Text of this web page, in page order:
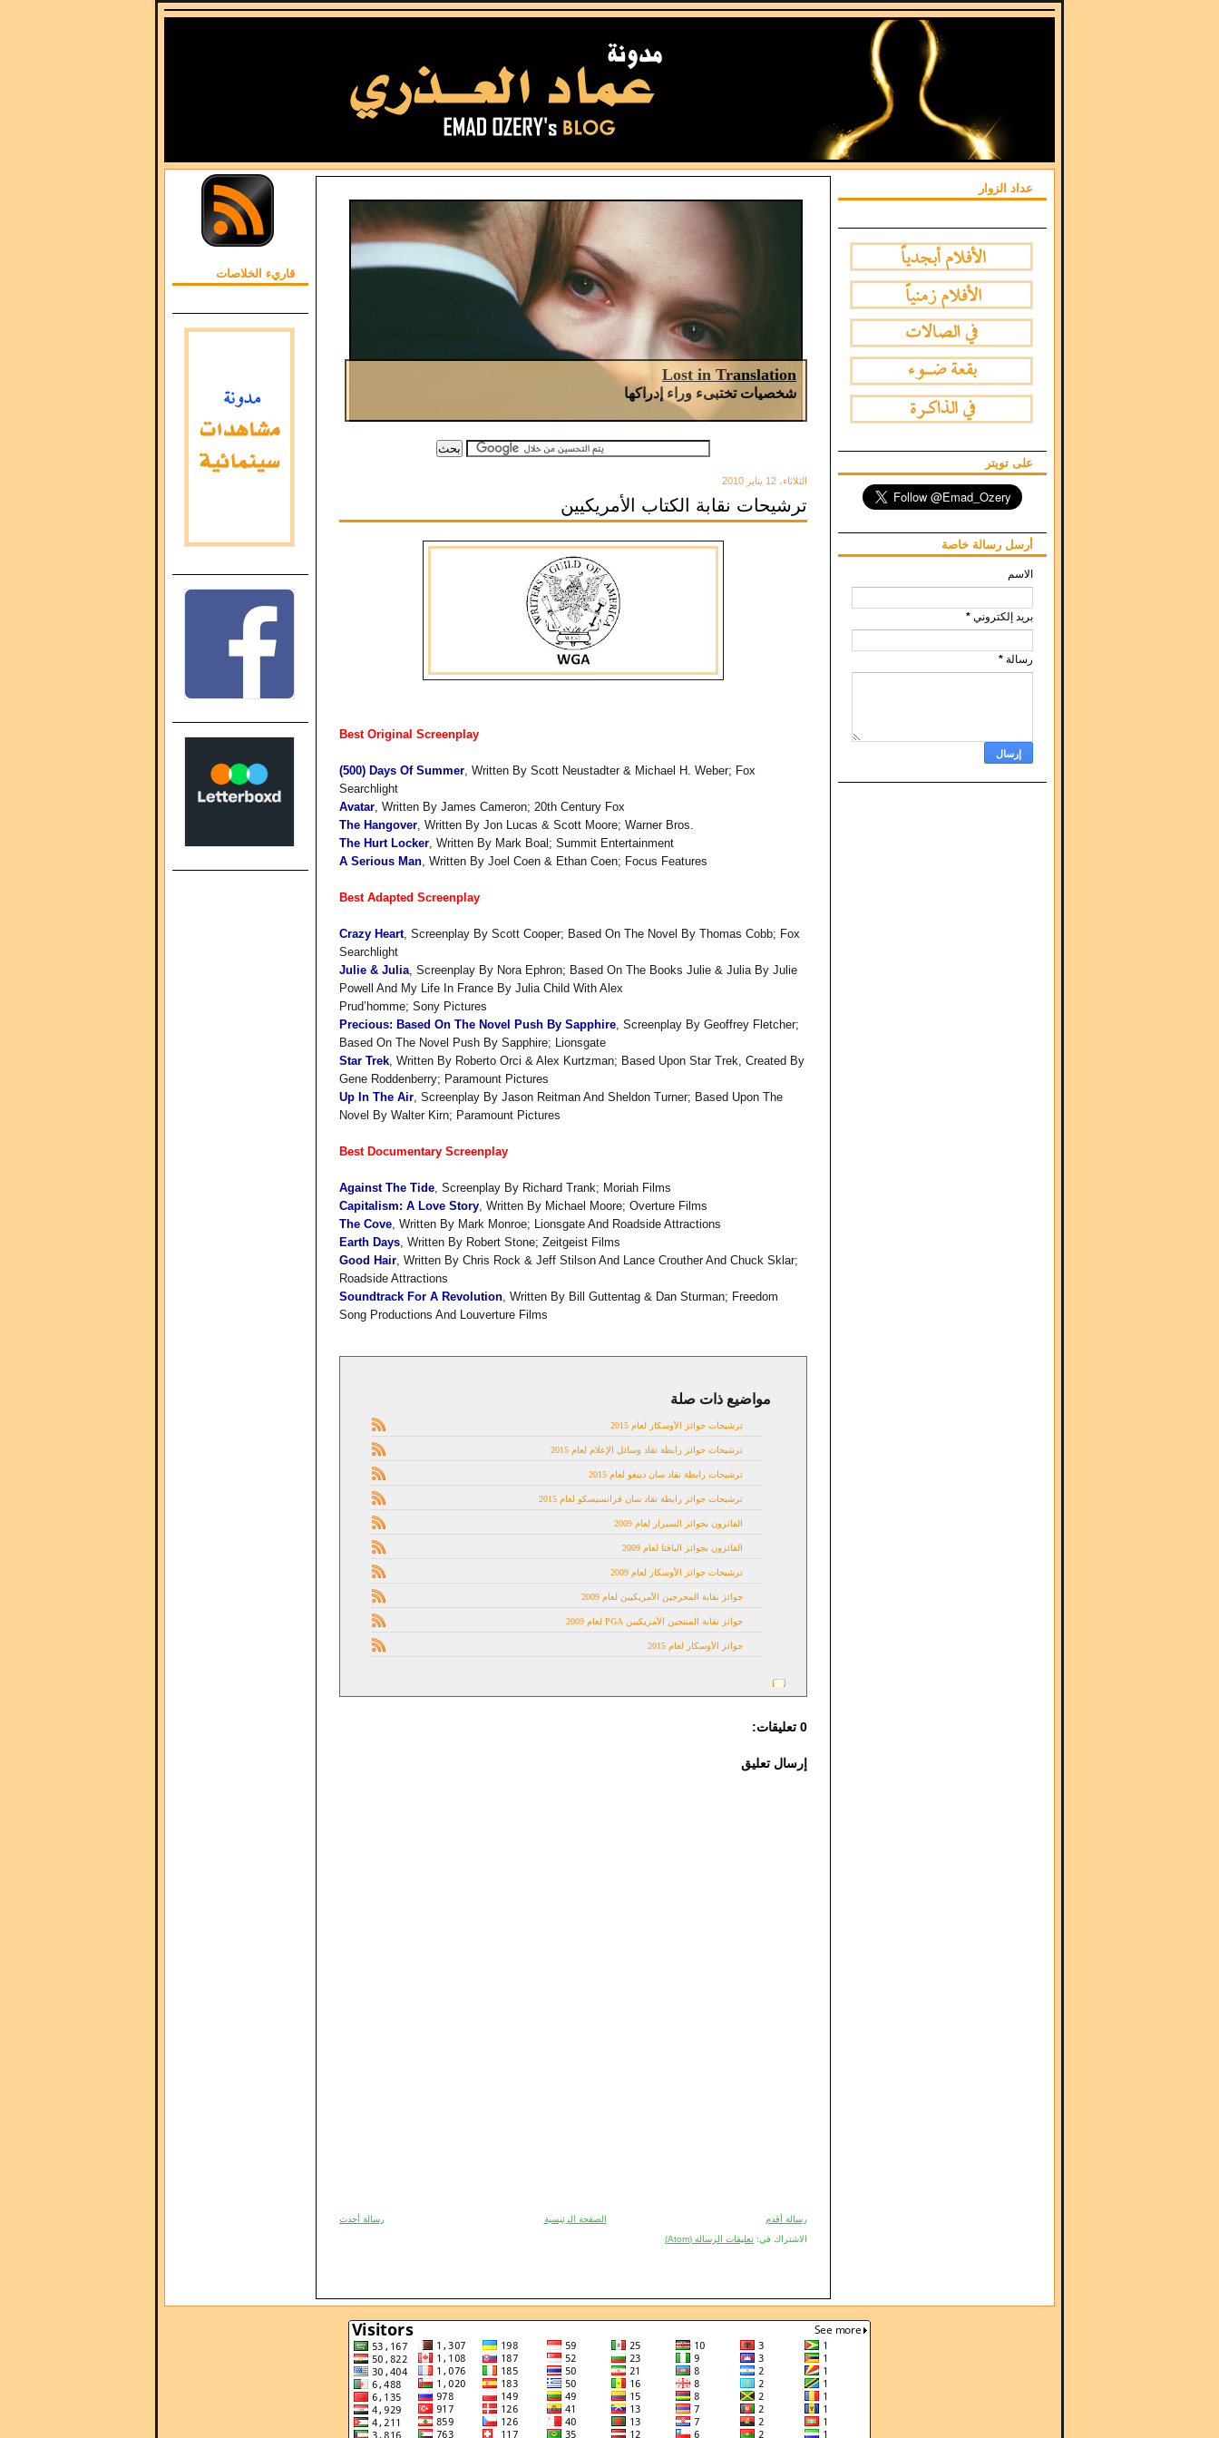
قاريء الخلاصات
Lost in Translation
شخصيات تختبىء وراء إدراكها
الثلاثاء، 12 يناير 2010
ترشيحات نقابة الكتاب الأمريكيين
Best Original Screenplay
(500) Days Of Summer, Written By Scott Neustadter & Michael H. Weber; Fox
Searchlight
Avatar, Written By James Cameron; 20th Century Fox
The Hangover, Written By Jon Lucas & Scott Moore; Warner Bros.
The Hurt Locker, Written By Mark Boal; Summit Entertainment
A Serious Man, Written By Joel Coen & Ethan Coen; Focus Features
Best Adapted Screenplay
Crazy Heart, Screenplay By Scott Cooper; Based On The Novel By Thomas Cobb; Fox
Searchlight
Julie & Julia, Screenplay By Nora Ephron; Based On The Books Julie & Julia By Julie
Powell And My Life In France By Julia Child With Alex
Prud’homme; Sony Pictures
Precious: Based On The Novel Push By Sapphire, Screenplay By Geoffrey Fletcher;
Based On The Novel Push By Sapphire; Lionsgate
Star Trek, Written By Roberto Orci & Alex Kurtzman; Based Upon Star Trek, Created By
Gene Roddenberry; Paramount Pictures
Up In The Air, Screenplay By Jason Reitman And Sheldon Turner; Based Upon The
Novel By Walter Kirn; Paramount Pictures
Best Documentary Screenplay
Against The Tide, Screenplay By Richard Trank; Moriah Films
Capitalism: A Love Story, Written By Michael Moore; Overture Films
The Cove, Written By Mark Monroe; Lionsgate And Roadside Attractions
Earth Days, Written By Robert Stone; Zeitgeist Films
Good Hair, Written By Chris Rock & Jeff Stilson And Lance Crouther And Chuck Sklar;
Roadside Attractions
Soundtrack For A Revolution, Written By Bill Guttentag & Dan Sturman; Freedom
Song Productions And Louverture Films
مواضيع ذات صلة
ترشيحات جوائز الأوسكار لعام 2015
ترشيحات جوائز رابطة نقاد وسائل الإعلام لعام 2015
ترشيحات رابطة نقاد سان دييغو لعام 2015
ترشيحات جوائز رابطة نقاد سان فرانسيسكو لعام 2015
الفائزون بجوائز السيزار لعام 2009
الفائزون بجوائز البافتا لعام 2009
ترشيحات جوائز الأوسكار لعام 2009
جوائز نقابة المخرجين الأمريكيين لعام 2009
جوائز نقابة المنتجين الأمريكيين PGA لعام 2009
جوائز الأوسكار لعام 2015
0 تعليقات:
إرسال تعليق
رسالة أحدث رسالة أقدم
الصفحة الرئيسية
الاشتراك في: تعليقات الرسالة (Atom)
عداد الزوار
على تويتر
أرسل رسالة خاصة
الاسم
بريد إلكتروني *
رسالة *